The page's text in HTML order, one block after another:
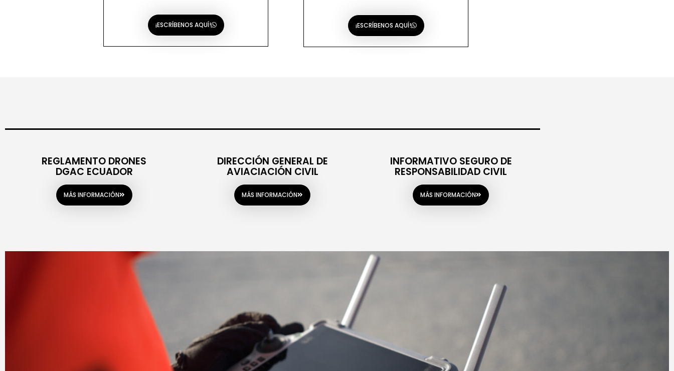
¡ESCRÍBENOS AQUÍ! ¡ESCRÍBENOS AQUÍ!
REGLAMENTO DRONES
DGAC ECUADOR
MÁS INFORMACIÓN
DIRECCIÓN GENERAL DE
AVIACIACIÓN CIVIL
MÁS INFORMACIÓN
INFORMATIVO SEGURO DE
RESPONSABILIDAD CIVIL
MÁS INFORMACIÓN